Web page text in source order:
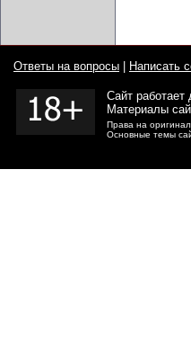
Ответы на вопросы Написать
Сайт работает
Материалы
Права на
Основные темы